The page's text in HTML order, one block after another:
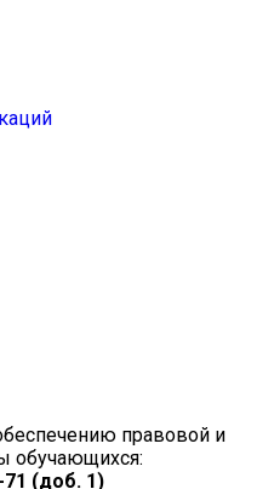
правовой и
обучающихся:
71 (доб. 1)